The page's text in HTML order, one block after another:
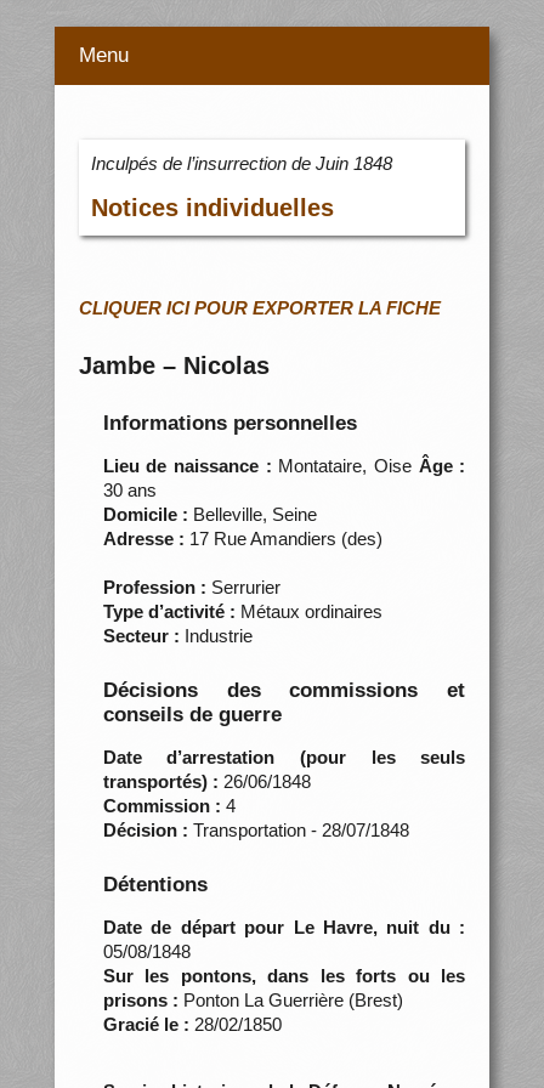
Menu
Inculpés de l’insurrection de Juin 1848
Notices individuelles
CLIQUER ICI POUR EXPORTER LA FICHE
Jambe – Nicolas
Informations personnelles
Lieu de naissance : Montataire, OiseÂge :
30 ans
Domicile : Belleville, Seine
Adresse : 17 Rue Amandiers (des)
Profession : Serrurier
Type d’activité : Métaux ordinaires
Secteur : Industrie
Décisions des commissions et
conseils de guerre
Date d’arrestation (pour les seuls
transportés) : 26/06/1848
Commission : 4
Décision : Transportation - 28/07/1848
Détentions
Date de départ pour Le Havre, nuit du :
05/08/1848
Sur les pontons, dans les forts ou les
prisons : Ponton La Guerrière (Brest)
Gracié le : 28/02/1850